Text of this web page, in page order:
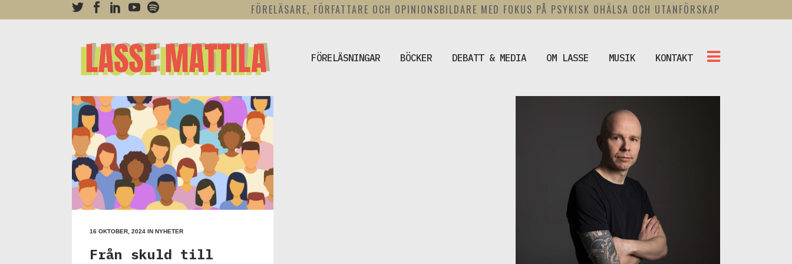
FÖRELÄSARE, FÖRFATTARE OCH OPINIONSBILDARE MED FOKUS PÅ PSYKISK OHÄLSA OCH UTANFÖRSKAP
FÖRELÄSNINGAR BÖCKER DEBATT & MEDIA OM LASSE MUSIK KONTAKT
16 OKTOBER, 2024 IN NYHETER
Från skuld till